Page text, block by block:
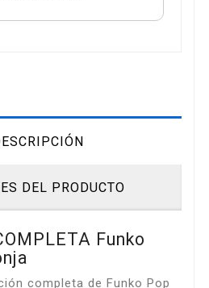
DEL PRODUCTO
Funko
completa de Funko Pop